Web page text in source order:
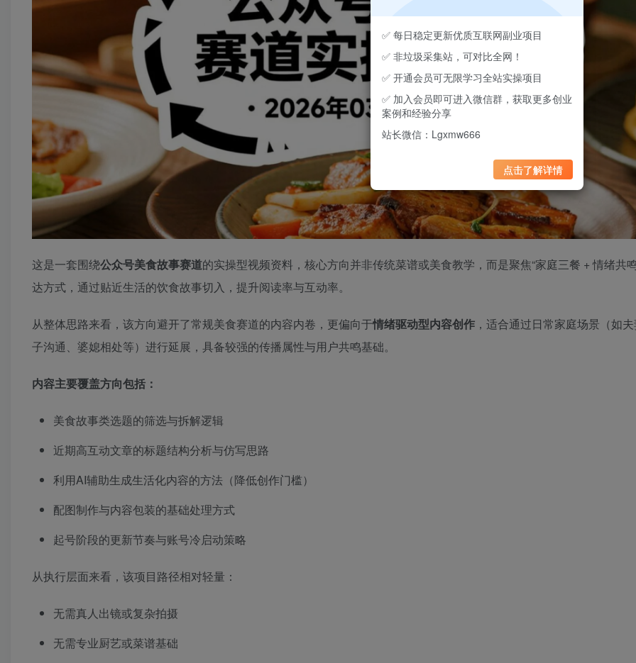
这是一套围绕公众号美食故事赛道的实操型视频资料，核心方向并非传统菜谱或美食教学，而是聚焦“家庭三餐 + 情绪共
达方式，通过贴近生活的饮食故事切入，提升阅读率与互动率。
从整体思路来看，该方向避开了常规美食赛道的内容内卷，更偏向于情绪驱动型内容创作 ，适合通过日常家庭场景（如
子沟通、婆媳相处等）进行延展，具备较强的传播属性与用户共鸣基础。
内容主要覆盖方向包括：
美食故事类选题的筛选与拆解逻辑
近期高互动文章的标题结构分析与仿写思路
利用AI辅助生成生活化内容的方法（降低创作门槛）
配图制作与内容包装的基础处理方式
起号阶段的更新节奏与账号冷启动策略
从执行层面来看，该项目路径相对轻量：
无需真人出镜或复杂拍摄
无需专业厨艺或菜谱基础
✅ 每日稳定更新优质互联网副业项目
✅ 非垃圾采集站，可对比全网！
✅ 开通会员可无限学习全站实操项目
✅ 加入会员即可进入微信群，获取更多创业
案例和经验分享
站长微信：Lgxmw666
点击了解详情